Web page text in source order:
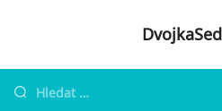
Vyhledávání